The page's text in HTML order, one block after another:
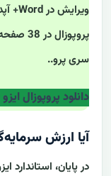
سری پرو..
دانلود پروپوزال ایزو 27000
آیا ارزش